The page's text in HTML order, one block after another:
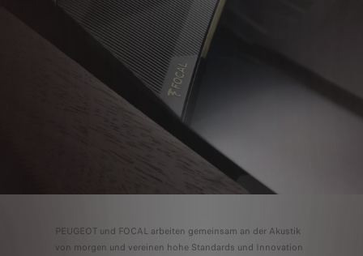
PEUGEOT und FOCAL arbeiten gemeinsam an der Akustik
von morgen und vereinen hohe Standards und Innovation